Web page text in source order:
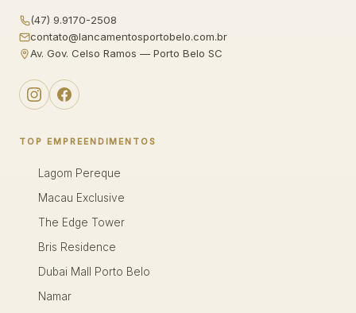
(47) 9.9170-2508
contato@lancamentosportobelo.com.br
Av. Gov. Celso Ramos — Porto Belo SC
TOP EMPREENDIMENTOS
Lagom Pereque
Macau Exclusive
The Edge Tower
Bris Residence
Dubai Mall Porto Belo
Namar